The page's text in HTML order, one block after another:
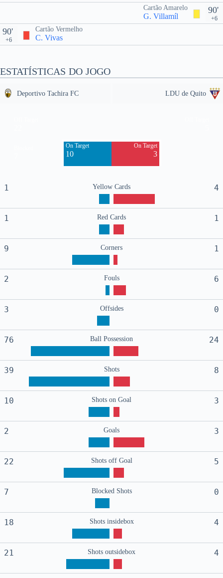
90'
+6
Cartão Amarelo
G. Villamíl
Cartão Vermelho
C. Vivas
90'
+6
ESTATÍSTICAS DO JOGO
Deportivo Tachira FC LDU de Quito
On Target
10
On Target
3
1 Yellow Cards 4
1 Red Cards 1
9 Corners 1
2 Fouls 6
3 Offsides 0
76 Ball Possession 24
39 Shots 8
10 Shots on Goal 3
2 Goals 3
22 Shots off Goal 5
7 Blocked Shots 0
18 Shots insidebox 4
21 Shots outsidebox 4